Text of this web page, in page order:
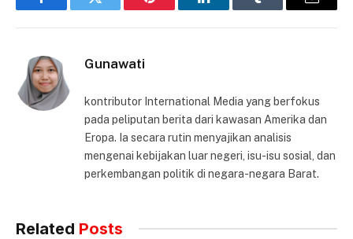
FacebookTwitter Pinterest LinkedInTumblr Email
Gunawati
kontributor International Media yang berfokus
pada peliputan berita dari kawasan Amerika dan
Eropa. Ia secara rutin menyajikan analisis
mengenai kebijakan luar negeri, isu-isu sosial, dan
perkembangan politik di negara-negara Barat.
Related Posts